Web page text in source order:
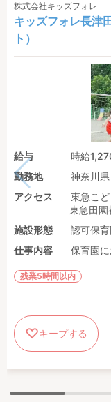
株式会社キッズフォレ
キッズフォレ長津
ト）
給与
時給
勤務地
神奈川
アクセス
東急こ
東急田園
施設形態
認可保育
仕事内容
保育園
残業5時間以内
キープする